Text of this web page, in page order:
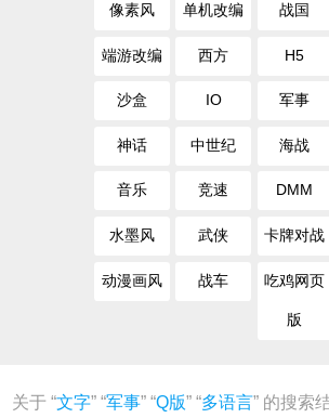
像素风 单机改编 战国
端游改编 西方 H5
沙盒 IO 军事
神话 中世纪 海战
音乐 竞速 DMM
水墨风 武侠 卡牌对战
动漫画风 战车 吃鸡网页
版
关于 “文字” “军事” “Q版” “多语言” 的搜索